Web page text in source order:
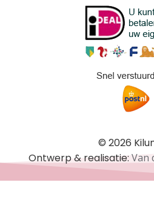
© 2026
Ontwerp & realisatie:Van